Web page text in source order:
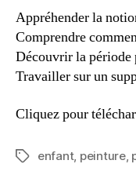
Appréhender la
Comprendre
Découvrir la période
Travailler sur un
Cliquez pour
enfant, peinture,